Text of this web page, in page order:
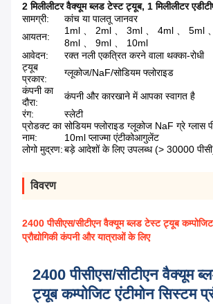
2 मिलीलीटर वैक्यूम ब्लड टेस्ट ट्यूब, 1 मिलीलीटर
सामग्री:
कांच या पालतू जानवर
आयतन:
1ml 、 2ml 、 3ml 、 4ml 、 5ml
8ml 、 9ml 、 10ml
आवेदन:
रक्त नली एकत्रित करने वाला थक्का-रोधी
ट्यूब
प्रकार:
ग्लूकोज/NaF/सोडियम फ्लोराइड
कंपनी का
दौरा:
कंपनी और कारखाने में आपका स्वागत है
रंग:
स्लेटी
प्रोडक्ट का
नाम:
सोडियम फ्लोराइड ग्लूकोज NaF ग्रे ग्लास
10ml प्लाज्मा एंटीकोआगुलेंट
लोगो मुद्रण:बड़े आदेशों के लिए उपलब्ध (> 30000
विवरण
2400 पीसीएस/सीटीएन वैक्यूम ब्लड टेस्ट ट्यूब कम्पोजिट
प्रौद्योगिकी कंपनी और यात्राओं के लिए
2400 पीसीएस/सीटीएन वैक्यूम
ट्यूब कम्पोजिट एंटीमोन सिस्टम